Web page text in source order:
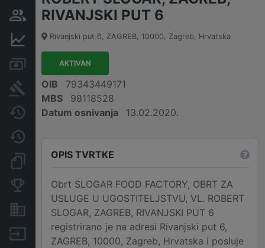
Osobe i vlasništvo
Financijski podaci
Računi i blokade
Sudske objave
Javne nabavke
Promjene
Dokumenti i objave
Konkurentske tvrtke
Nekretnine i imovina
Izvoz
RIVANJSKI PUT 6
Rivanjski put 6, ZAGREB, 10000, Zagreb, Hrvatska
AKTIVAN
OIB
79343449171
MBS
98118528
Datum osnivanja
13.02.2020.
OPIS TVRTKE
Obrt SLOGAR FOOD FACTORY, OBRT ZA
USLUGE U UGOSTITELJSTVU, VL. ROBERT
SLOGAR, ZAGREB, RIVANJSKI PUT 6
registrirano je na adresi Rivanjski put 6,
ZAGREB, 10000, Zagreb, Hrvatska i posluje